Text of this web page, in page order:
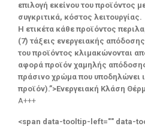
επιλογή εκείνου του προϊόντος
συγκριτικά, κόστος λειτουργίας.
Η ετικέτα κάθε προϊόντος
(7) τάξεις ενεργειακής
του προϊόντος κλιμακώνονται
αφορά προϊόν χαμηλής
πράσινο χρώμα που υποδηλώνει
προϊόν).”>Ενεργειακή Κλάση
A+++
<span data-tooltip-left="" data-